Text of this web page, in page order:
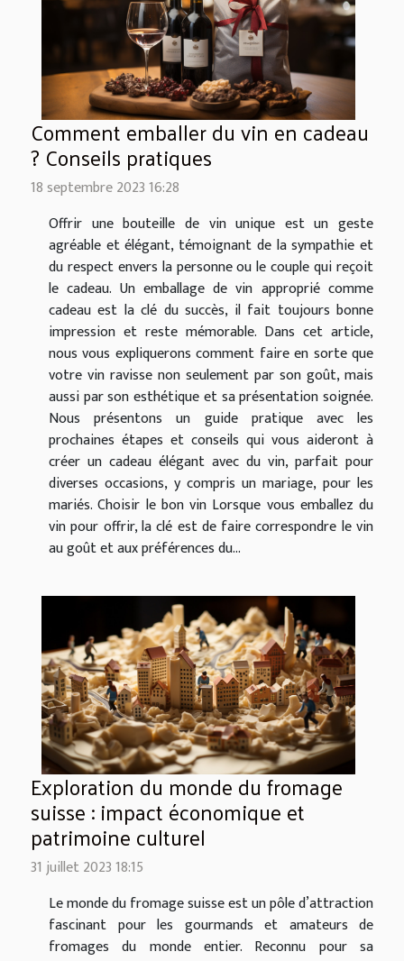
Comment emballer du vin en cadeau
? Conseils pratiques
18 septembre 2023 16:28
Offrir une bouteille de vin unique est un geste
agréable et élégant, témoignant de la sympathie et
du respect envers la personne ou le couple qui reçoit
le cadeau. Un emballage de vin approprié comme
cadeau est la clé du succès, il fait toujours bonne
impression et reste mémorable. Dans cet article,
nous vous expliquerons comment faire en sorte que
votre vin ravisse non seulement par son goût, mais
aussi par son esthétique et sa présentation soignée.
Nous présentons un guide pratique avec les
prochaines étapes et conseils qui vous aideront à
créer un cadeau élégant avec du vin, parfait pour
diverses occasions, y compris un mariage, pour les
mariés. Choisir le bon vin Lorsque vous emballez du
vin pour offrir, la clé est de faire correspondre le vin
au goût et aux préférences du...
Exploration du monde du fromage
suisse : impact économique et
patrimoine culturel
31 juillet 2023 18:15
Le monde du fromage suisse est un pôle d’attraction
fascinant pour les gourmands et amateurs de
fromages du monde entier. Reconnu pour sa